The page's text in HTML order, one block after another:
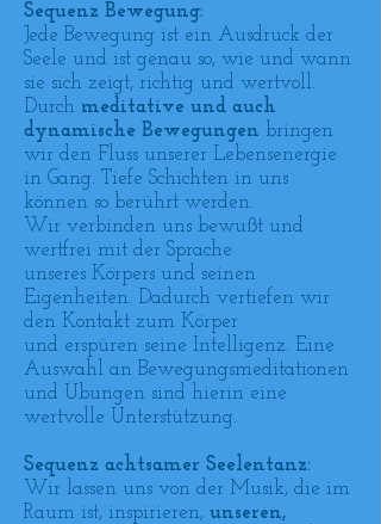
Sequenz Bewegung:
Jede Bewegung ist ein Ausdruck der
Seele und ist genau so, wie und wann
sie sich zeigt, richtig und wertvoll.
Durch meditative und auch
dynamische Bewegungen bringen
wir den Fluss unserer Lebensenergie
in Gang. Tiefe Schichten in uns
können so berührt werden.
Wir verbinden uns bewußt und
wertfrei mit der Sprache
unseres Körpers und seinen
Eigenheiten. Dadurch vertiefen wir
den Kontakt zum Körper
und erspüren seine Intelligenz. Eine
Auswahl an Bewegungsmeditationen
und Übungen sind hierin eine
wertvolle Unterstützung.
Sequenz achtsamer Seelentanz:
Wir lassen uns von der Musik, die im
Raum ist, inspirieren, unseren,